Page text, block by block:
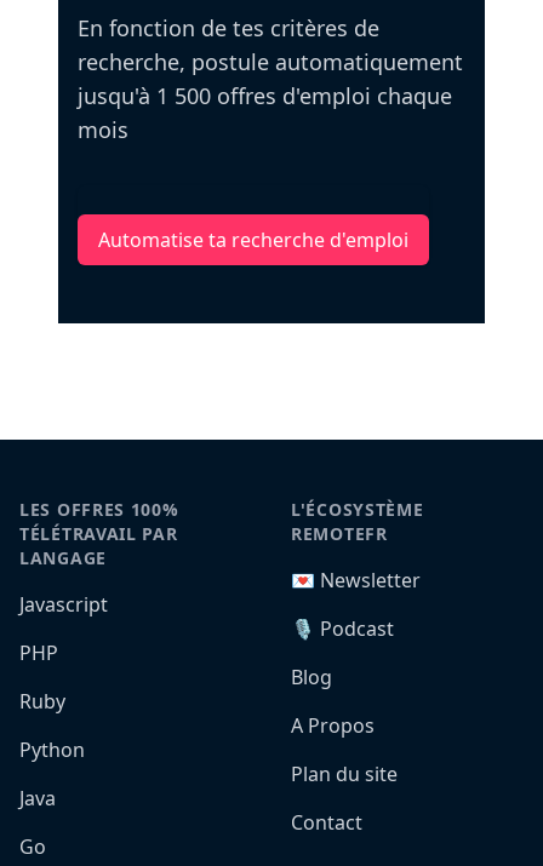
En fonction de tes critères de
recherche, postule automatiquement
jusqu'à 1 500 offres d'emploi chaque
mois
Automatise ta recherche d'emploi
LES OFFRES 100%
TÉLÉTRAVAIL PAR
LANGAGE
Javascript
PHP
Ruby
Python
Java
Go
L'ÉCOSYSTÈME
REMOTEFR
💌 Newsletter
🎙️ Podcast
Blog
A Propos
Plan du site
Contact